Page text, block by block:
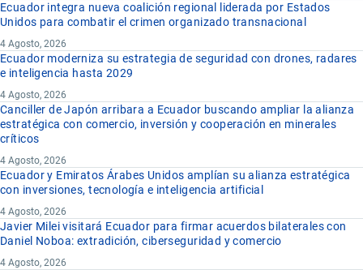
Ecuador integra nueva coalición regional liderada por Estados
Unidos para combatir el crimen organizado transnacional
4 Agosto, 2026
Ecuador moderniza su estrategia de seguridad con drones, radares
e inteligencia hasta 2029
4 Agosto, 2026
Canciller de Japón arribara a Ecuador buscando ampliar la alianza
estratégica con comercio, inversión y cooperación en minerales
críticos
4 Agosto, 2026
Ecuador y Emiratos Árabes Unidos amplían su alianza estratégica
con inversiones, tecnología e inteligencia artificial
4 Agosto, 2026
Javier Milei visitará Ecuador para firmar acuerdos bilaterales con
Daniel Noboa: extradición, ciberseguridad y comercio
4 Agosto, 2026